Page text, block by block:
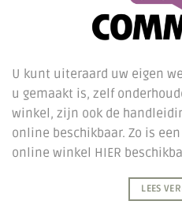
U kunt uiteraard uw eigen
u gemaakt is, zelf
winkel, zijn ook de
online beschikbaar. Zo is
online winkel HIER
LEES